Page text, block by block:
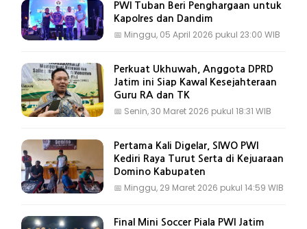
PWI Tuban Beri Penghargaan untuk
Kapolres dan Dandim
📅 Minggu, 05 April 2026 pukul 23:00 WIB
Perkuat Ukhuwah, Anggota DPRD
Jatim ini Siap Kawal Kesejahteraan
Guru RA dan TK
📅 Senin, 30 Maret 2026 pukul 18:31 WIB
Pertama Kali Digelar, SIWO PWI
Kediri Raya Turut Serta di Kejuaraan
Domino Kabupaten
📅 Minggu, 29 Maret 2026 pukul 14:59 WIB
Final Mini Soccer Piala PWI Jatim